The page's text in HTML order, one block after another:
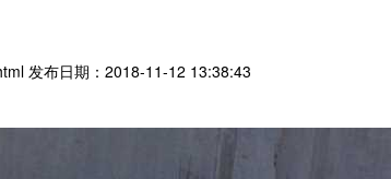
发布日期：2018-11-12 13:38:43